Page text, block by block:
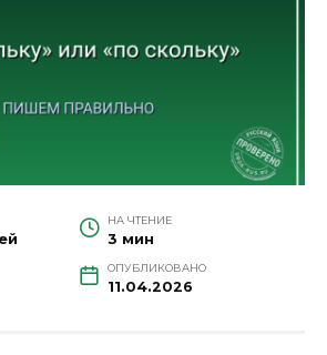
НА ЧТЕНИЕ
3 мин
ОПУБЛИКОВАНО
11.04.2026